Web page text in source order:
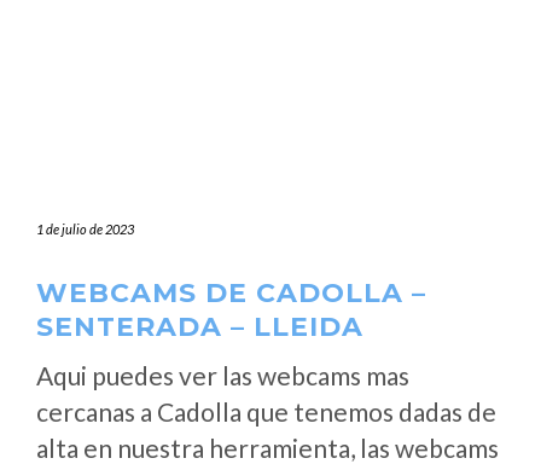
1 de julio de 2023
WEBCAMS DE CADOLLA –
SENTERADA – LLEIDA
Aqui puedes ver las webcams mas
cercanas a Cadolla que tenemos dadas de
alta en nuestra herramienta, las webcams